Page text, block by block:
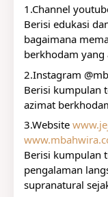
1.Channel
Berisi edukasi
bagaimana
berkhodam
2.Instagram
Berisi kumpulan
azimat
3.Website
Berisi kumpulan
pengalaman
supranatural